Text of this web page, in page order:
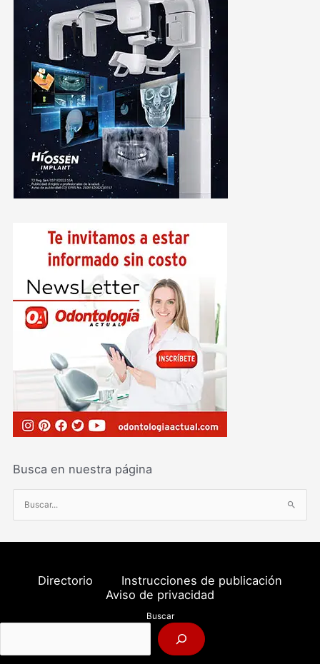
Busca en nuestra página
u
s
o
:
Directorio
Instrucciones de publicación
Aviso de privacidad
Buscar